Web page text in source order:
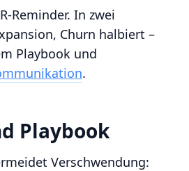
In zwei
Churn halbiert –
Playbook und
.
Playbook
Verschwendung: